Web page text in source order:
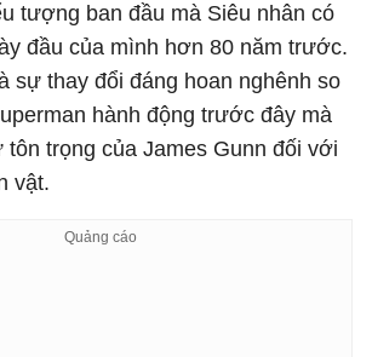
tượng ban đầu mà Siêu nhân có
đầu của mình hơn 80 năm trước.
sự thay đổi đáng hoan nghênh so
hành động trước đây mà
tôn trọng của James Gunn đối với
vật.